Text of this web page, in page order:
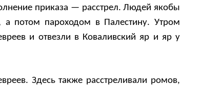
приказа — расстрел. Людей якобы
потом пароходом в Палестину. Утром
и отвезли в Коваливский яр и яр у
Здесь также расстреливали ромов,